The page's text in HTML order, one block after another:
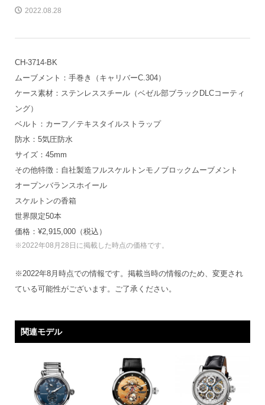
2022.08.28
CH-3714-BK
ムーブメント：手巻き（キャリバーC.304）
ケース素材：ステンレススチール（ベゼル部ブラックDLCコーティ
ング）
ベルト：カーフ／テキスタイルストラップ
防水：5気圧防水
サイズ：45mm
その他特徴：自社製造フルスケルトンモノブロックムーブメント
オープンバランスホイール
スケルトンの香箱
世界限定50本
価格：¥2,915,000（税込）
※2022年08月28日に掲載した時点の価格です。
※2022年8月時点での情報です。掲載当時の情報のため、変更され
ている可能性がございます。ご了承ください。
関連モデル